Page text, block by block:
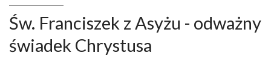
Św. Franciszek z Asyżu - odważny
świadek Chrystusa